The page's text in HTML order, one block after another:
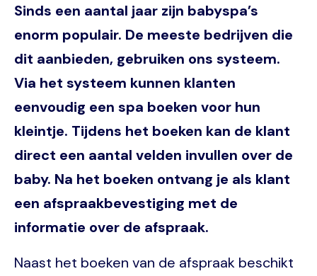
Sinds een aantal jaar zijn babyspa’s
enorm populair. De meeste bedrijven die
dit aanbieden, gebruiken ons systeem.
Via het systeem kunnen klanten
eenvoudig een spa boeken voor hun
kleintje. Tijdens het boeken kan de klant
direct een aantal velden invullen over de
baby. Na het boeken ontvang je als klant
een afspraakbevestiging met de
informatie over de afspraak.
Naast het boeken van de afspraak beschikt